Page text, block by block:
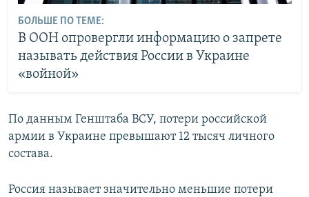
БОЛЬШЕ ПО ТЕМЕ:
В ООН опровергли информацию о запрете
называть действия России в Украине
«войной»
По данным Генштаба ВСУ, потери российской
армии в Украине превышают 12 тысяч личного
состава.
Россия называет значительно меньшие потери